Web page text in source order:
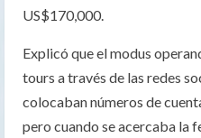
US$170,000.
Explicó que el modus
tours a través de las redes
colocaban números de
pero cuando se acercaba la